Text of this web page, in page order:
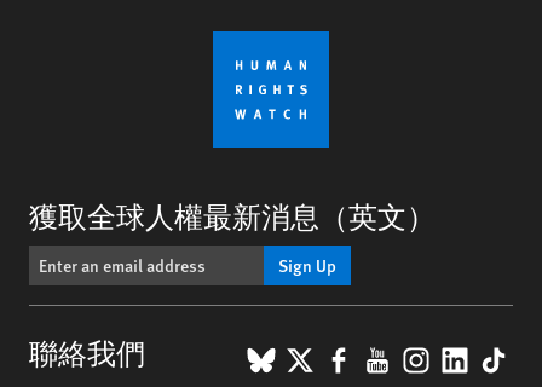
獲取全球人權最新消息（英文）
Sign Up
聯絡我們 BlueSky
X Facebook
YouTube